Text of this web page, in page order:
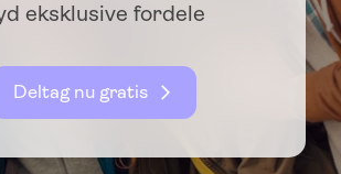
eksklusive fordele
Deltag nu gratis